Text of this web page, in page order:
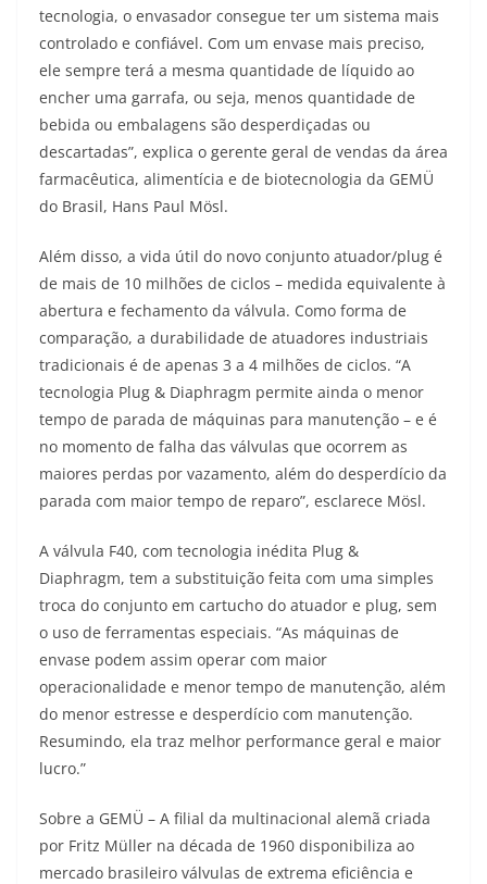
tecnologia, o envasador consegue ter um sistema mais
controlado e confiável. Com um envase mais preciso,
ele sempre terá a mesma quantidade de líquido ao
encher uma garrafa, ou seja, menos quantidade de
bebida ou embalagens são desperdiçadas ou
descartadas”, explica o gerente geral de vendas da área
farmacêutica, alimentícia e de biotecnologia da GEMÜ
do Brasil, Hans Paul Mösl.
Além disso, a vida útil do novo conjunto atuador/plug é
de mais de 10 milhões de ciclos – medida equivalente à
abertura e fechamento da válvula. Como forma de
comparação, a durabilidade de atuadores industriais
tradicionais é de apenas 3 a 4 milhões de ciclos. “A
tecnologia Plug & Diaphragm permite ainda o menor
tempo de parada de máquinas para manutenção – e é
no momento de falha das válvulas que ocorrem as
maiores perdas por vazamento, além do desperdício da
parada com maior tempo de reparo”, esclarece Mösl.
A válvula F40, com tecnologia inédita Plug &
Diaphragm, tem a substituição feita com uma simples
troca do conjunto em cartucho do atuador e plug, sem
o uso de ferramentas especiais. “As máquinas de
envase podem assim operar com maior
operacionalidade e menor tempo de manutenção, além
do menor estresse e desperdício com manutenção.
Resumindo, ela traz melhor performance geral e maior
lucro.”
Sobre a GEMÜ – A filial da multinacional alemã criada
por Fritz Müller na década de 1960 disponibiliza ao
mercado brasileiro válvulas de extrema eficiência e